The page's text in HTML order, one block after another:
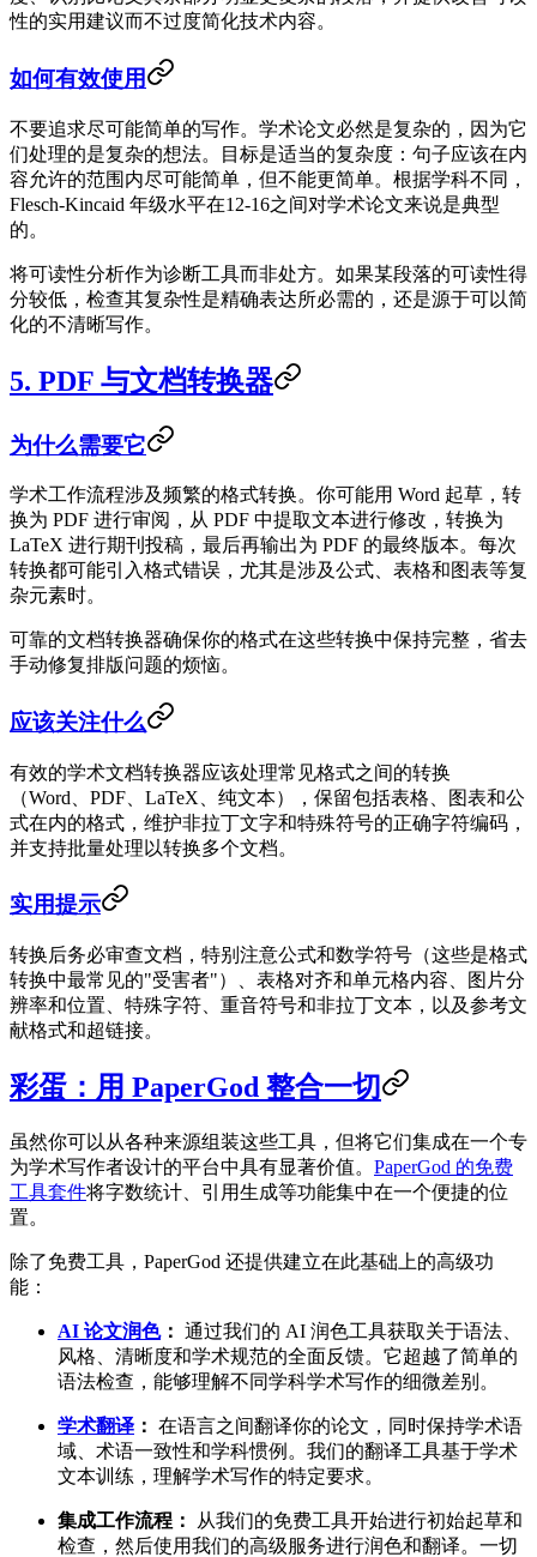
性的实用建议而不过度简化技术内容。
如何有效使用
不要追求尽可能简单的写作。学术论文必然是复杂的，因为它
们处理的是复杂的想法。目标是适当的复杂度：句子应该在内
容允许的范围内尽可能简单，但不能更简单。根据学科不同，
Flesch-Kincaid 年级水平在12-16之间对学术论文来说是典型
的。
将可读性分析作为诊断工具而非处方。如果某段落的可读性得
分较低，检查其复杂性是精确表达所必需的，还是源于可以简
化的不清晰写作。
5. PDF 与文档转换器
为什么需要它
学术工作流程涉及频繁的格式转换。你可能用 Word 起草，转
换为 PDF 进行审阅，从 PDF 中提取文本进行修改，转换为
LaTeX 进行期刊投稿，最后再输出为 PDF 的最终版本。每次
转换都可能引入格式错误，尤其是涉及公式、表格和图表等复
杂元素时。
可靠的文档转换器确保你的格式在这些转换中保持完整，省去
手动修复排版问题的烦恼。
应该关注什么
有效的学术文档转换器应该处理常见格式之间的转换
（Word、PDF、LaTeX、纯文本），保留包括表格、图表和公
式在内的格式，维护非拉丁文字和特殊符号的正确字符编码，
并支持批量处理以转换多个文档。
实用提示
转换后务必审查文档，特别注意公式和数学符号（这些是格式
转换中最常见的"受害者"）、表格对齐和单元格内容、图片分
辨率和位置、特殊字符、重音符号和非拉丁文本，以及参考文
献格式和超链接。
彩蛋：用 PaperGod 整合一切
虽然你可以从各种来源组装这些工具，但将它们集成在一个专
为学术写作者设计的平台中具有显著价值。 PaperGod 的免费
工具套件将字数统计、引用生成等功能集中在一个便捷的位
置。
除了免费工具，PaperGod 还提供建立在此基础上的高级功
能：
AI 论文润色： 通过我们的 AI 润色工具获取关于语法、
风格、清晰度和学术规范的全面反馈。它超越了简单的
语法检查，能够理解不同学科学术写作的细微差别。
学术翻译 ： 在语言之间翻译你的论文，同时保持学术语
域、术语一致性和学科惯例。我们的翻译工具基于学术
文本训练，理解学术写作的特定要求。
集成工作流程：
从我们的免费工具开始进行初始起草和
检查，然后使用我们的高级服务进行润色和翻译。一切